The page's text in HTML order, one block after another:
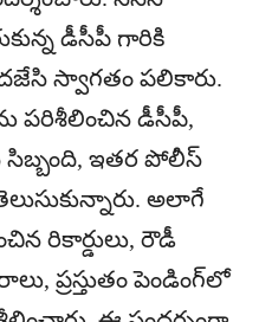
డీసీపీ గారికి
స్వాగతం పలికారు.
పరిశీలించిన డీసీపీ,
సిబ్బంది, ఇతర పోలీస్
అలాగే
రికార్డులు, రౌడీ
ప్రస్తుతం పెండింగ్‌లో